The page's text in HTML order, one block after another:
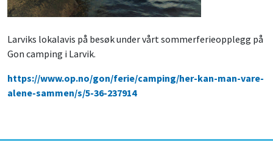
Larviks lokalavis på besøk under vårt sommerferieopplegg på
Gon camping i Larvik.
https://www.op.no/gon/ferie/camping/her-kan-man-vare-
alene-sammen/s/5-36-237914